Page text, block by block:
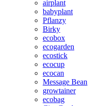
airplant
babyplant
Pflanzy
Birky
ecobox
ecogarden
ecostick
ecocup
ecocan
Message Bean
growtainer
ecobag